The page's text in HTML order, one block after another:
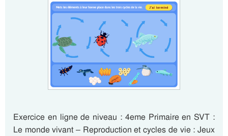
Exercice en ligne de niveau : 4eme Primaire en SVT :
Le monde vivant – Reproduction et cycles de vie : Jeux